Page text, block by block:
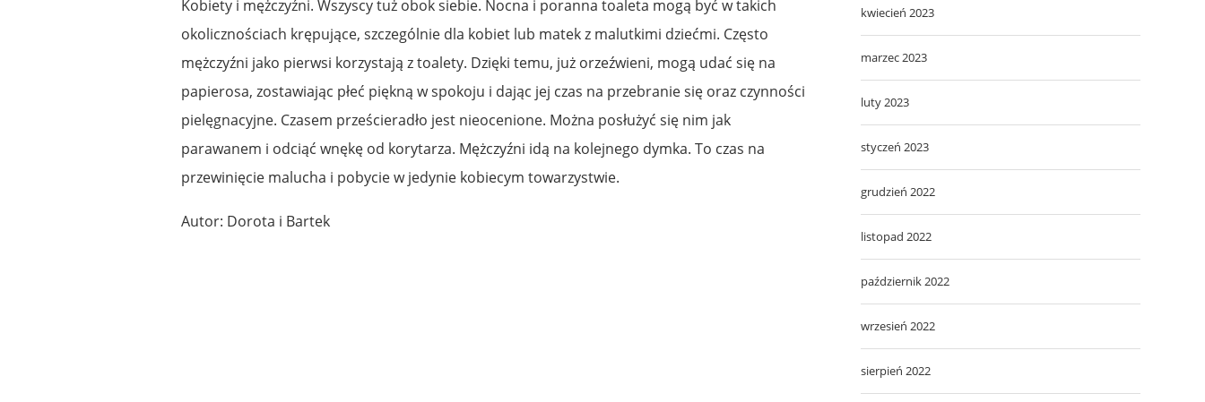
Kobiety i mężczyźni. Wszyscy tuż obok siebie. Nocna i poranna toaleta mogą być w takich
okolicznościach krępujące, szczególnie dla kobiet lub matek z malutkimi dziećmi. Często
mężczyźni jako pierwsi korzystają z toalety. Dzięki temu, już orzeźwieni, mogą udać się na
papierosa, zostawiając płeć piękną w spokoju i dając jej czas na przebranie się oraz czynności
pielęgnacyjne. Czasem prześcieradło jest nieocenione. Można posłużyć się nim jak
parawanem i odciąć wnękę od korytarza. Mężczyźni idą na kolejnego dymka. To czas na
przewinięcie malucha i pobycie w jedynie kobiecym towarzystwie.
Autor: Dorota i Bartek
kwiecień 2023
marzec 2023
luty 2023
styczeń 2023
grudzień 2022
listopad 2022
październik 2022
wrzesień 2022
sierpień 2022